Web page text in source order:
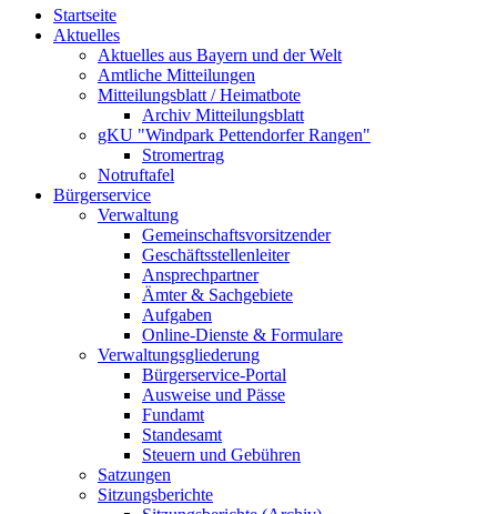
Startseite
Aktuelles
Aktuelles aus Bayern und der Welt
Amtliche Mitteilungen
Mitteilungsblatt / Heimatbote
Archiv Mitteilungsblatt
gKU "Windpark Pettendorfer Rangen"
Stromertrag
Notruftafel
Bürgerservice
Verwaltung
Gemeinschaftsvorsitzender
Geschäftsstellenleiter
Ansprechpartner
Ämter & Sachgebiete
Aufgaben
Online-Dienste & Formulare
Verwaltungsgliederung
Bürgerservice-Portal
Ausweise und Pässe
Fundamt
Standesamt
Steuern und Gebühren
Satzungen
Sitzungsberichte